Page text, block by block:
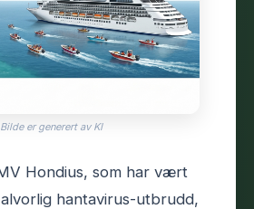
Bilde er generert av KI
Hondius, som har vært
hantavirus-utbrudd,